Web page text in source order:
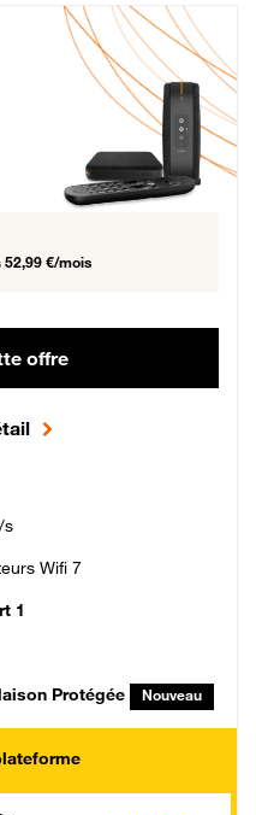
57,99 € par mois, Engagement 12 mois
52,99 €/mois
offre
s
Wifi 7
1
Protégée Nouveau